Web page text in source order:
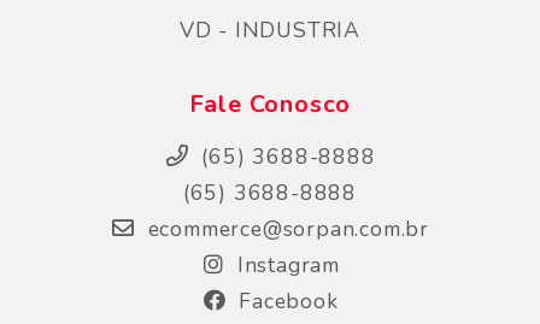
VD - INDUSTRIA
Fale Conosco
(65) 3688-8888
(65) 3688-8888
ecommerce@sorpan.com.br
Instagram
Facebook